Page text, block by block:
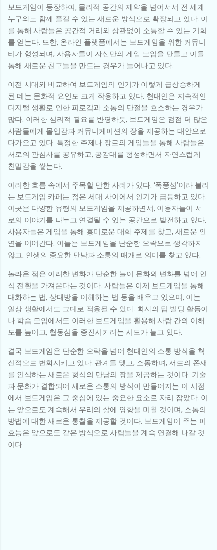
보드게임이 등장하여, 물리적 공간의 제약을 넘어서서 전 세계
누구와도 함께 즐길 수 있는 새로운 방식으로 확장되고 있다. 이
를 통해 사람들은 공간적 거리와 상관없이 소통할 수 있는 기회
를 얻는다. 또한, 온라인 플랫폼에서는 보드게임을 위한 커뮤니
티가 형성되며, 사용자들이 자신만의 게임 모임을 만들고 이를
통해 새로운 친구들을 만드는 경우가 늘어나고 있다.
이전 시대와 비교하여 보드게임의 인기가 이렇게 급상승하게
된 데는 문화적 요인도 크게 작용하고 있다. 현대인은 지속적인
디지털 생활로 인한 피로감과 소통의 단절을 호소하는 경우가
많다. 이러한 심리적 필요를 반영하듯, 보드게임은 점점 더 많은
사람들에게 몰입감과 커뮤니케이션의 장을 제공하는 대안으로
다가오고 있다. 특정한 주제나 장르의 게임들을 통해 사람들은
서로의 관심사를 공유하고, 공감대를 형성하면서 자연스럽게
친밀감을 쌓는다.
이러한 흐름 속에서 주목할 만한 사례가 있다. ‘폭풍섬’이라 불리
는 보드게임 카페는 젊은 세대 사이에서 인기가 급등하고 있다.
이곳은 다양한 유형의 보드게임을 제공하면서, 이용자들이 서
로의 이야기를 나누고 연결될 수 있는 공간으로 발전하고 있다.
사용자들은 게임을 통해 흥미로운 대화 주제를 찾고, 새로운 인
연을 이어간다. 이들은 보드게임을 단순한 오락으로 생각하지
않고, 인생의 중요한 만남과 소통의 매개로 의미를 찾고 있다.
놀라운 점은 이러한 변화가 단순한 놀이 문화의 변화를 넘어 인
식 전환을 가져온다는 것이다. 사람들은 이제 보드게임을 통해
대화하는 법, 상대방을 이해하는 법 등을 배우고 있으며, 이는
일상 생활에서도 그대로 적용될 수 있다. 회사의 팀 빌딩 활동이
나 학습 모임에서도 이러한 보드게임을 활용해 사람 간의 이해
도를 높이고, 협동심을 증진시키려는 시도가 늘고 있다.
결국 보드게임은 단순한 오락을 넘어 현대인의 소통 방식을 혁
신적으로 변화시키고 있다. 관계를 맺고, 소통하며, 서로의 존재
를 인식하는 새로운 형식의 만남의 장을 제공하는 것이다. 기술
과 문화가 결합되어 새로운 소통의 방식이 만들어지는 이 시점
에서 보드게임은 그 중심에 있는 중요한 요소로 자리 잡았다. 이
는 앞으로도 계속해서 우리의 삶에 영향을 미칠 것이며, 소통의
방법에 대한 새로운 통찰을 제공할 것이다. 보드게임이 주는 이
효능은 앞으로도 같은 방식으로 사람들을 계속 연결해 나갈 것
이다.